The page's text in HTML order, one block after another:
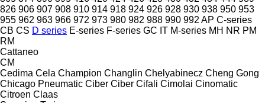
826 906 907 908 910 914 918 924 926 928 930 938 950 953
955 962 963 966 972 973 980 982 988 990 992 AP C-series
CB CS D series E-series F-series GC IT M-series MH NR PM
RM
Cattaneo
CM
Cedima Cela Champion Changlin Chelyabinecz Cheng Gong
Chicago Pneumatic Ciber Ciber Cifali Cimolai Cinomatic
Citroen Claas